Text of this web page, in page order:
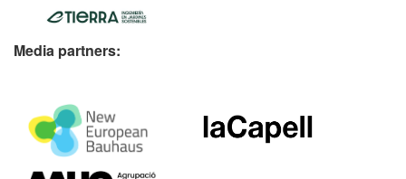
Media partners: